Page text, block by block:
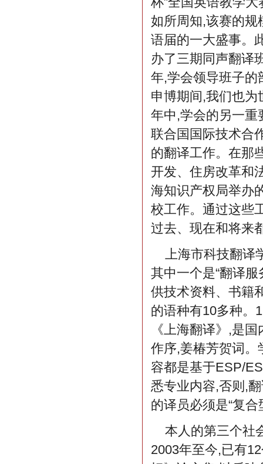
如所周知,该赛的规
语届的一大盛事。
办了三期同声翻译
年,学会领导班子的
申博期间,我们也
年中,学会的另一重
联合国国际技术合
的翻译工作。在那
开发、住房改革和
海知识产权局举办
校工作。通过这些
过去、现在和将来
上海市科技翻译
其中一个是“翻译
供技术资料、书籍
的语种有10多种。
《上海翻译》,是
作序,姜椿芳贺词。
容都是基于ESP/
悉专业内容,否则,
的译员必须是“复合
本人的第三个社
2003年至今,已有